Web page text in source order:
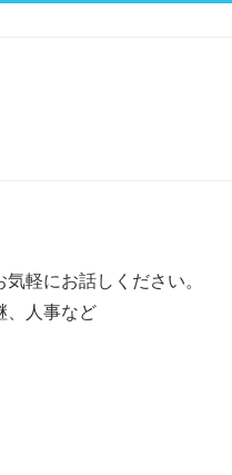
軽にお話しください。
、人事など